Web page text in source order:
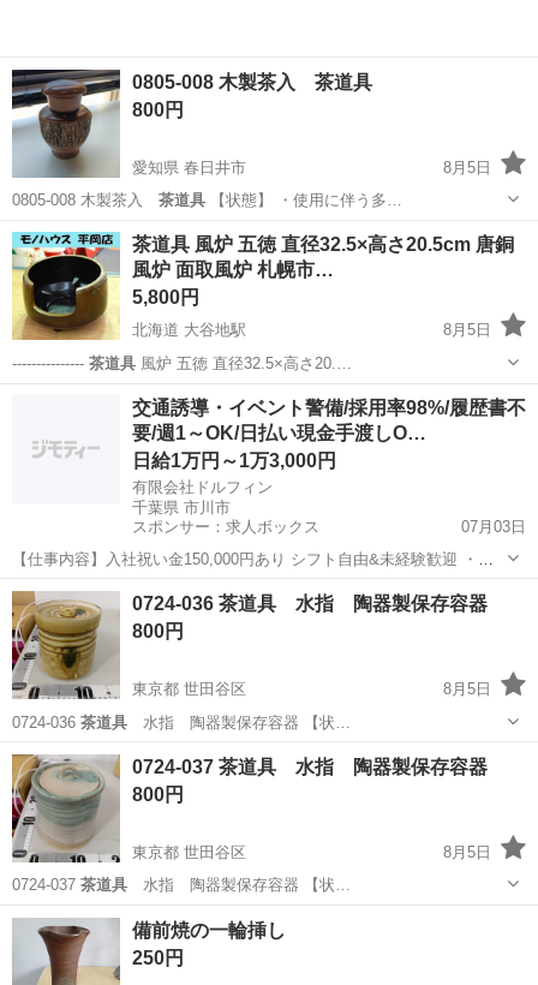
0805-008 木製茶入 茶道具
800円
愛知県 春日井市
8月5日
0805-008 木製茶入 茶道具 【状態】 ・使用に伴う多…
愛知 春日井市 インテリア雑貨/小物 茶入
茶道具 風炉 五徳 直径32.5×高さ20.5cm 唐銅
風炉 面取風炉 札幌市…
5,800円
北海道 大谷地駅
8月5日
--------------- 茶道具風炉 五徳 直径32.5×高さ20.…
札幌市 大谷地駅 五徳
交通誘導・イベント警備/採用率98%/履歴書不
要/週1～OK/日払い現金手渡しO…
日給1万円～1万3,000円
有限会社ドルフィン
千葉県 市川市
スポンサー：求人ボックス
07月03日
【仕事内容】入社祝い金150,000円あり シフト自由&未経験歓迎
・直
行直帰OK ・一部車・自転車・バイク通勤OK ・週1～OK ・日払い・
週払いOK、現金手渡しも可能です! <仕事内容> 建築・土木工事現場
で...
アルバイト・パート
0724-036 茶道具 水指 陶器製保存容器
800円
東京都 世田谷区
8月5日
0724-036 茶道具 水指 陶器製保存容器 【状…
東京 世田谷区 家庭用品 水指
0724-037 茶道具 水指 陶器製保存容器
800円
東京都 世田谷区
8月5日
0724-037 茶道具 水指 陶器製保存容器 【状…
東京 世田谷区 家庭用品
備前焼の一輪挿し
250円